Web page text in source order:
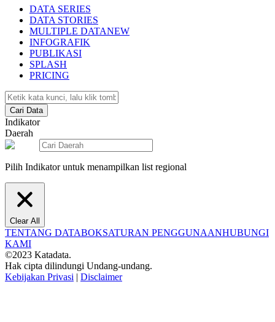
DATA SERIES
DATA STORIES
MULTIPLE DATANEW
INFOGRAFIK
PUBLIKASI
SPLASH
PRICING
Cari Data
Indikator
Daerah
Pilih Indikator untuk menampilkan list regional
Clear All
TENTANG DATABOKSATURAN PENGGUNAANHUBUNGI
KAMI
©2023 Katadata.
Hak cipta dilindungi Undang-undang.
Kebijakan Privasi | Disclaimer